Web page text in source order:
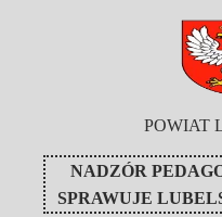
POWIAT
NADZÓR
SPRAWUJE